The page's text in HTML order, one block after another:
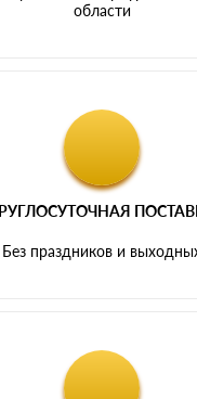
области
Без праздников и